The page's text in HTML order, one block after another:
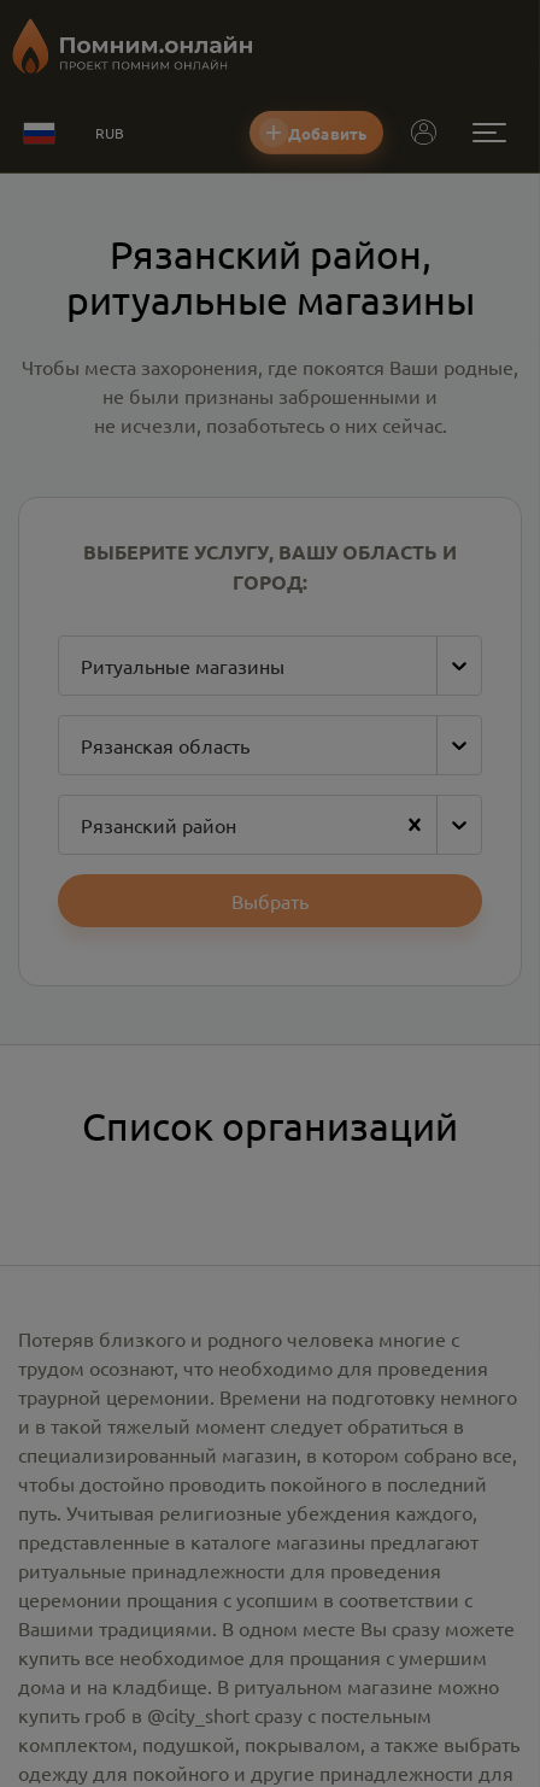
RUB Добавить
Рязанский район,
ритуальные магазины
Чтобы места захоронения, где покоятся Ваши родные,
не были признаны заброшенными и
не исчезли, позаботьтесь о них сейчас.
ВЫБЕРИТЕ УСЛУГУ, ВАШУ ОБЛАСТЬ И
ГОРОД:
Ритуальные магазины
Рязанская область
Рязанский район
Выбрать
Список организаций
Потеряв близкого и родного человека многие с
трудом осознают, что необходимо для проведения
траурной церемонии. Времени на подготовку немного
и в такой тяжелый момент следует обратиться в
специализированный магазин, в котором собрано все,
чтобы достойно проводить покойного в последний
путь. Учитывая религиозные убеждения каждого,
представленные в каталоге магазины предлагают
ритуальные принадлежности для проведения
церемонии прощания с усопшим в соответствии с
Вашими традициями. В одном месте Вы сразу можете
купить все необходимое для прощания с умершим
дома и на кладбище. В ритуальном магазине можно
купить гроб в @city_short сразу с постельным
комплектом, подушкой, покрывалом, а также выбрать
одежду для покойного и другие принадлежности для